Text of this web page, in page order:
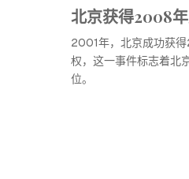
北京获得2008
2001年，北京成功获
权，这一事件标志着北
位。